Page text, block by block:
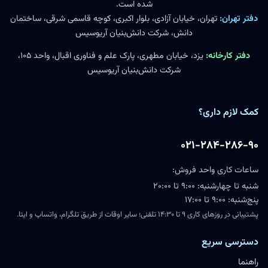
شده است.
دفتر تهران: تهران، خیابان آزادی، بلوار اکبری، کوچه قاسمی شرقی، ساختمان
دانش، شرکت دانش‌بنیان آریوسیس
دفتر کارخانه:
یزد، خیابان مطهری، پارک علم و فناوری اقبال، واحد ۱۰۵،
شرکت دانش‌بنیان آریوسیس
کمک لازم داری؟
۰۲۱-۲۸۴-۲۸۶-۹۰
ساعات کاری واحد فروش:
شنبه تا چهارشنبه: ۹:۰۰ تا ۲۰:۰۰
پنج‌شنبه: ۹:۰۰ تا ۱۷:۰۰
پشتیبانی در روزهای کاری ۹ تا ۱۴:۳۰ تلفنی؛ سایر اوقات از طریق تلگرام، واتساپ و ایتا.
دسترسی سریع
راهنما